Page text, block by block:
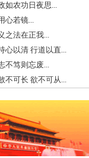
如农功日夜思...
心若镜...
之法在正我...
心以清 行道以直...
不笃则忘废...
不可长 欲不可从...